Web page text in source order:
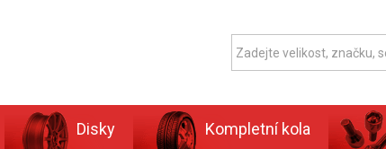
Disky Kompletní kola